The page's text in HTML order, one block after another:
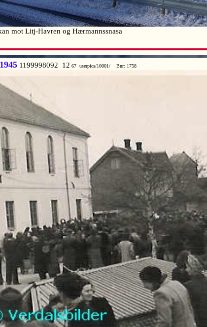
mot Litj-Havren og Hærmannssnasa
1199998092 12 67 userpics/10001/ Bnr: 1758